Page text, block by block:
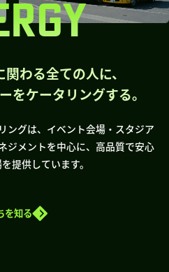
わる全ての人に、
をケータリングする。
ングは、イベント会場・スタジア
ジメントを中心に、高品質で安心
提供しています。
を知る